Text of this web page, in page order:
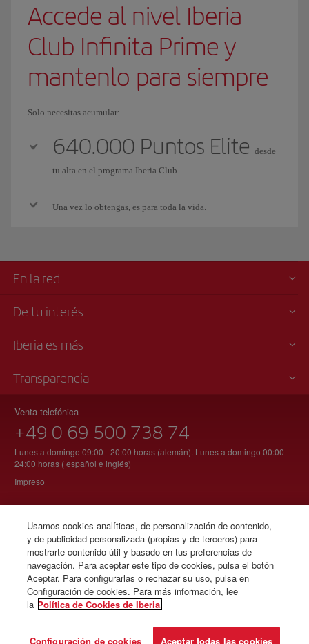
Accede al nivel Iberia
Club Infinita Prime y
mantenlo para siempre
Solo necesitas acumular:
640.000 Puntos Elite desde
tu alta en el programa Iberia Club.
Una vez lo obtengas, es para toda la vida.
En la red
De tu interés
Iberia es más
Transparencia
Venta telefónica
+49 0 69 500 738 74
Lunes a domingo 09:00 - 20:00 horas (alemán). Lunes a domingo 00:00 -
24:00 horas ( español e inglés)
Impreso
© Iberia 2026
Usamos cookies analíticas, de personalización de contenido,
y de publicidad personalizada (propias y de terceros) para
mostrarte contenido útil y basado en tus preferencias de
navegación. Para aceptar este tipo de cookies, pulsa el botón
Aceptar. Para configurarlas o rechazar su uso, pulsa en
Configuración de cookies. Para más información, lee
la Política de Cookies de Iberia.
Configuración de cookies Aceptar todas las cookies